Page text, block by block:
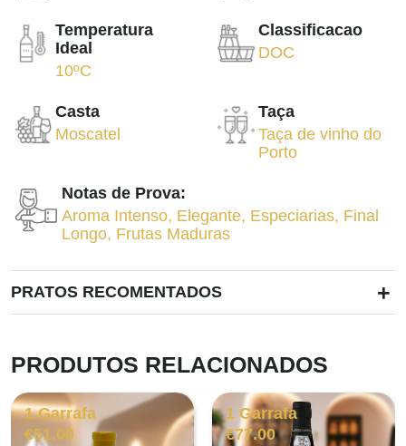
Temperatura
Ideal
10ºC
Classificacao
DOC
Casta
Moscatel
Taça
Taça de vinho do
Porto
Notas de Prova:
Aroma Intenso, Elegante, Especiarias, Final
Longo, Frutas Maduras
PRATOS RECOMENTADOS +
PRODUTOS RELACIONADOS
1 Garrafa
€51.00
1 Garrafa
€77.00